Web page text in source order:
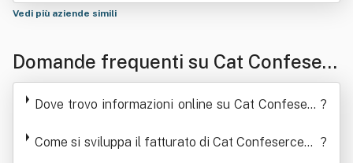
Vedi più aziende simili
Domande frequenti su Cat Confeserc
enti Piemonte Srl - Centro Di Assiste
Dove trovo informazioni online su Cat Confeserc
Alle Imprese
?
Come si sviluppa il fatturato di Cat Confesercenti ?